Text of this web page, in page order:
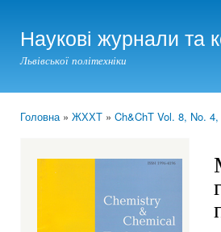
Наукові журнали та
Львівської політехніки
Головна» ЖХХТ » Ch&ChT Vol. 8, No.